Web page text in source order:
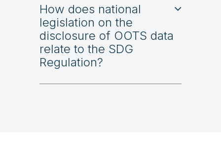
How does national
legislation on the
disclosure of OOTS data
relate to the SDG
Regulation?